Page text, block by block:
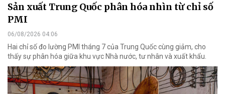
Sản xuất Trung Quốc phân hóa nhìn từ chỉ số
PMI
06/08/2026 04:06
Hai chỉ số đo lường PMI tháng 7 của Trung Quốc cùng giảm, cho
thấy sự phân hóa giữa khu vực Nhà nước, tư nhân và xuất khẩu.